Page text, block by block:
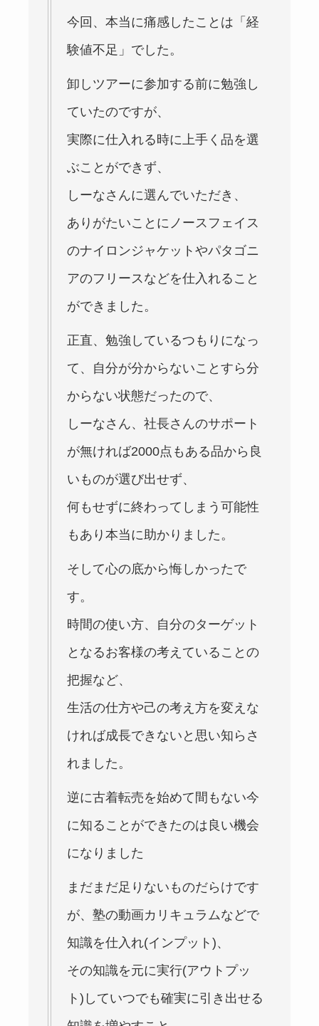
今回、本当に痛感したことは「経
験値不足」でした。
卸しツアーに参加する前に勉強し
ていたのですが、
実際に仕入れる時に上手く品を選
ぶことができず、
しーなさんに選んでいただき、
ありがたいことにノースフェイス
のナイロンジャケットやパタゴニ
アのフリースなどを仕入れること
ができました。
正直、勉強しているつもりになっ
て、自分が分からないことすら分
からない状態だったので、
しーなさん、社長さんのサポート
が無ければ2000点もある品から良
いものが選び出せず、
何もせずに終わってしまう可能性
もあり本当に助かりました。
そして心の底から悔しかったで
す。
時間の使い方、自分のターゲット
となるお客様の考えていることの
把握など、
生活の仕方や己の考え方を変えな
ければ成長できないと思い知らさ
れました。
逆に古着転売を始めて間もない今
に知ることができたのは良い機会
になりました
まだまだ足りないものだらけです
が、塾の動画カリキュラムなどで
知識を仕入れ(インプット)、
その知識を元に実行(アウトプッ
ト)していつでも確実に引き出せる